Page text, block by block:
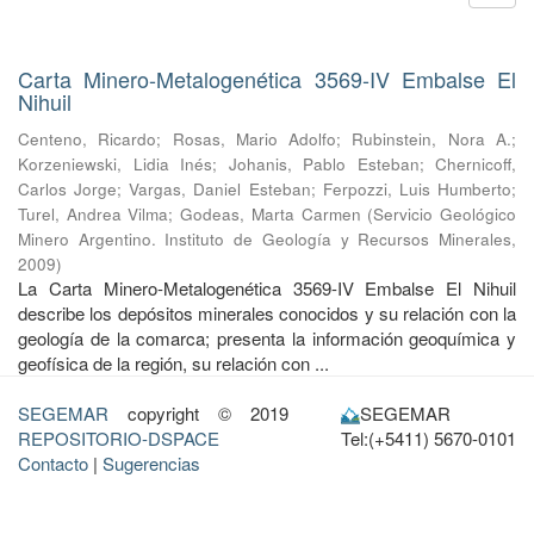
Carta Minero-Metalogenética 3569-IV Embalse El
Nihuil
Centeno, Ricardo; Rosas, Mario Adolfo; Rubinstein, Nora A.;
Korzeniewski, Lidia Inés; Johanis, Pablo Esteban; Chernicoff,
Carlos Jorge;Vargas, Daniel Esteban; Ferpozzi, Luis Humberto;
Turel, Andrea Vilma;Godeas, Marta Carmen (Servicio Geológico
Minero Argentino. Instituto de Geología y Recursos Minerales,
2009)
La Carta Minero-Metalogenética 3569-IV Embalse El Nihuil
describe los depósitos minerales conocidos y su relación con la
geología de la comarca; presenta la información geoquímica y
geofísica de la región, su relación con ...
SEGEMAR copyright © 2019
REPOSITORIO-DSPACE
Contacto | Sugerencias
SEGEMAR
Tel:(+5411) 5670-0101